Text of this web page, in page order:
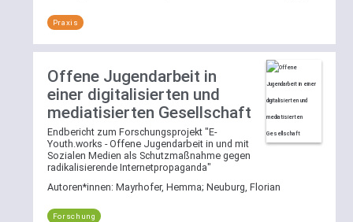
Praxis
Offene Jugendarbeit in
einer digitalisierten und
mediatisierten Gesellschaft
Endbericht zum Forschungsprojekt "E-
Youth.works - Offene Jugendarbeit in und mit
Sozialen Medien als Schutzmaßnahme gegen
radikalisierende Internetpropaganda"
Autoren*innen: Mayrhofer, Hemma; Neuburg, Florian
Forschung